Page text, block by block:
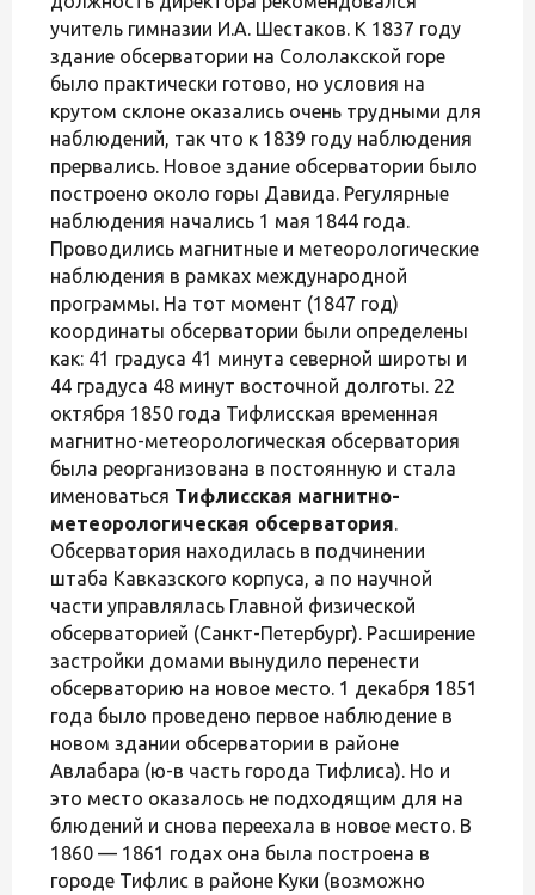
учитель гимназии И.А. Шестаков. К 1837 году
здание обсерватории на Сололакской горе
было практически готово, но условия на
крутом склоне оказались очень трудными для
наблюдений, так что к 1839 году наблюдения
прервались. Новое здание обсерватории было
построено около горы Давида. Регулярные
наблюдения начались 1 мая 1844 года.
Проводились магнитные и метеорологические
наблюдения в рамках международной
программы. На тот момент (1847 год)
координаты обсерватории были определены
как: 41 градуса 41 минута северной широты и
44 градуса 48 минут восточной долготы. 22
октября 1850 года Тифлисская временная
магнитно-метеорологическая обсерватория
была реорганизована в постоянную и стала
именоваться Тифлисская магнитно-
метеорологическая обсерватория.
Обсерватория находилась в подчинении
штаба Кавказского корпуса, а по научной
части управлялась Главной физической
обсерваторией (Санкт-Петербург). Расширение
застройки домами вынудило перенести
обсерваторию на новое место. 1 декабря 1851
года было проведено первое наблюдение в
новом здании обсерватории в районе
Авлабара (ю-в часть города Тифлиса). Но и
это место оказалось не подходящим для на
блюдений и снова переехала в новое место. В
1860 — 1861 годах она была построена в
городе Тифлис в районе Куки (возможно